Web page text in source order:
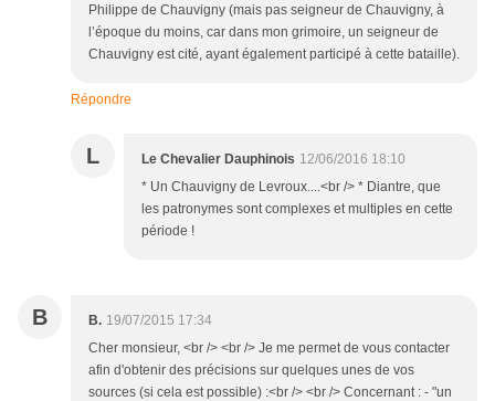
Philippe de Chauvigny (mais pas seigneur de Chauvigny, à
l’époque du moins, car dans mon grimoire, un seigneur de
Chauvigny est cité, ayant également participé à cette bataille).
Répondre
L Le Chevalier Dauphinois 12/06/2016 18:10
* Un Chauvigny de Levroux....<br /> * Diantre, que
les patronymes sont complexes et multiples en cette
période !
B B. 19/07/2015 17:34
Cher monsieur, <br /> <br /> Je me permet de vous contacter
afin d'obtenir des précisions sur quelques unes de vos
sources (si cela est possible) :<br /> <br /> Concernant : - "un